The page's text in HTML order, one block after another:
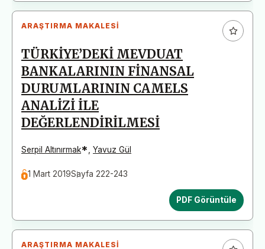
ARAŞTIRMA MAKALESI
TÜRKİYE’DEKİ MEVDUAT
BANKALARININ FİNANSAL
DURUMLARININ CAMELS
ANALİZİ İLE
DEĞERLENDİRİLMESİ
Serpil Altınırmak*, Yavuz Gül
1 Mart 2019Sayfa 222-243
PDF Görüntüle
ARAŞTIRMA MAKALESI